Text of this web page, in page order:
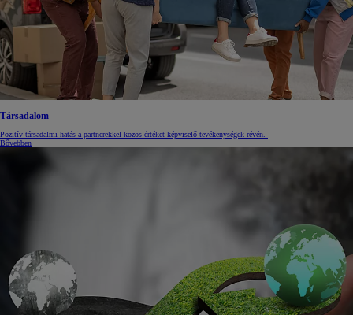
Társadalom
Pozitív társadalmi hatás a partnerekkel közös értéket képviselő tevékenységek révén.
Bővebben